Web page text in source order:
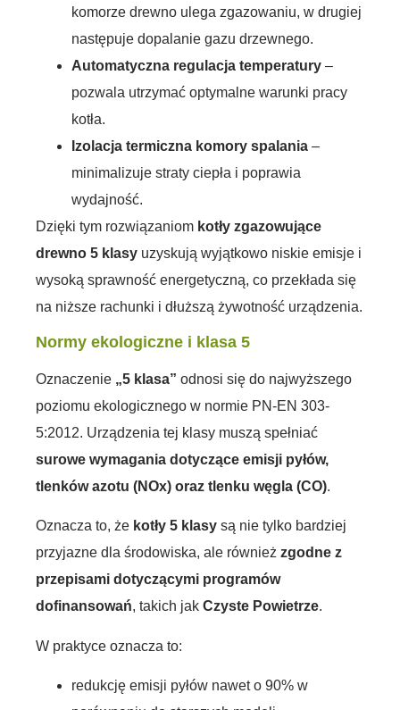
komorze drewno ulega zgazowaniu, w drugiej
następuje dopalanie gazu drzewnego.
Automatyczna regulacja temperatury –
pozwala utrzymać optymalne warunki pracy
kotła.
Izolacja termiczna komory spalania –
minimalizuje straty ciepła i poprawia
wydajność.
Dzięki tym rozwiązaniom kotły zgazowujące
drewno 5 klasy uzyskują wyjątkowo niskie emisje i
wysoką sprawność energetyczną, co przekłada się
na niższe rachunki i dłuższą żywotność urządzenia.
Normy ekologiczne i klasa 5
Oznaczenie „5 klasa” odnosi się do najwyższego
poziomu ekologicznego w normie PN-EN 303-
5:2012. Urządzenia tej klasy muszą spełniać
surowe wymagania dotyczące emisji pyłów,
tlenków azotu (NOx) oraz tlenku węgla (CO).
Oznacza to, że kotły 5 klasy są nie tylko bardziej
przyjazne dla środowiska, ale również zgodne z
przepisami dotyczącymi programów
dofinansowań, takich jak Czyste Powietrze.
W praktyce oznacza to:
redukcję emisji pyłów nawet o 90% w